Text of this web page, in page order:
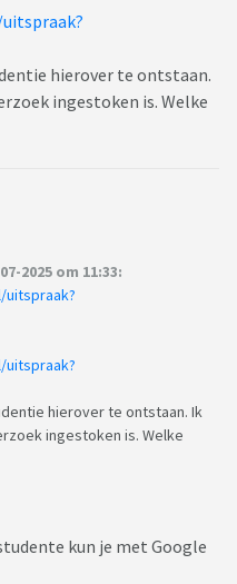
hierover te ontstaan.
ingestoken is. Welke
2025 om 11:33:
hierover te ontstaan. Ik
ingestoken is. Welke
kun je met Google